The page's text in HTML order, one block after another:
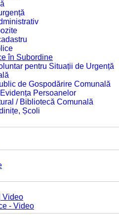
în Subordine
pentru Situații de Urgență
de Gospodărire Comunală
Persoanelor
/ Bibliotecă Comunală
Școli
Video
- Video